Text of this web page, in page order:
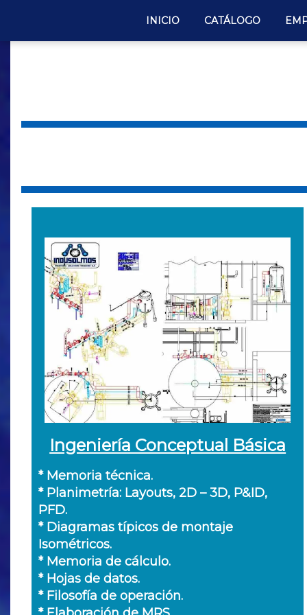
INICIO CATÁLOGO
Ingeniería Conceptual Básica
* Memoria técnica.
* Planimetría: Layouts, 2D – 3D, P&ID,
PFD.
* Diagramas típicos de montaje
Isométricos.
* Memoria de cálculo.
* Hojas de datos.
* Filosofía de operación.